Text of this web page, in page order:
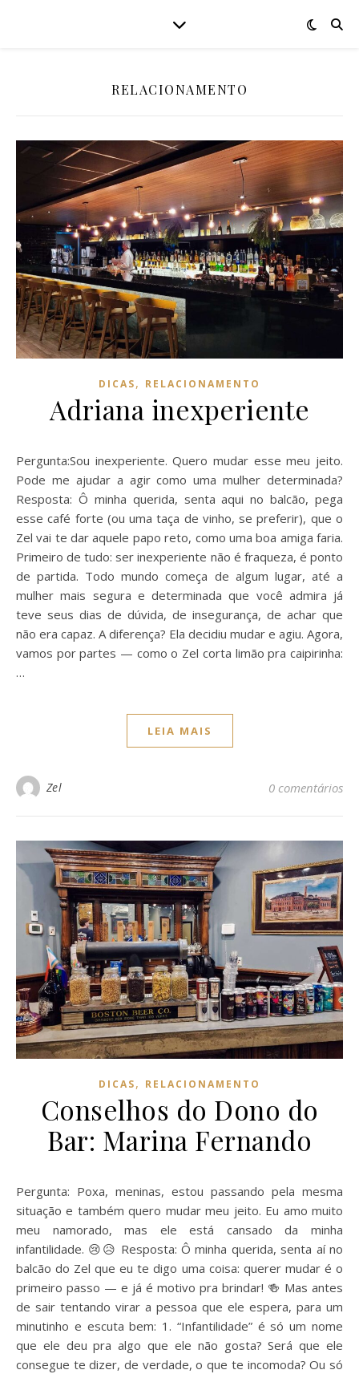
RELACIONAMENTO
DICAS, RELACIONAMENTO
Adriana inexperiente
Pergunta:Sou inexperiente. Quero mudar esse meu jeito.
Pode me ajudar a agir como uma mulher determinada?
Resposta: Ô minha querida, senta aqui no balcão, pega
esse café forte (ou uma taça de vinho, se preferir), que o
Zel vai te dar aquele papo reto, como uma boa amiga faria.
Primeiro de tudo: ser inexperiente não é fraqueza, é ponto
de partida. Todo mundo começa de algum lugar, até a
mulher mais segura e determinada que você admira já
teve seus dias de dúvida, de insegurança, de achar que
não era capaz. A diferença? Ela decidiu mudar e agiu. Agora,
vamos por partes — como o Zel corta limão pra caipirinha:
…
LEIA MAIS
Zel 0 comentários
DICAS, RELACIONAMENTO
Conselhos do Dono do
Bar: Marina Fernando
Pergunta: Poxa, meninas, estou passando pela mesma
situação e também quero mudar meu jeito. Eu amo muito
meu namorado, mas ele está cansado da minha
infantilidade. 😢😥 Resposta: Ô minha querida, senta aí no
balcão do Zel que eu te digo uma coisa: querer mudar é o
primeiro passo — e já é motivo pra brindar! 🍻 Mas antes
de sair tentando virar a pessoa que ele espera, para um
minutinho e escuta bem: 1. “Infantilidade” é só um nome
que ele deu pra algo que ele não gosta? Será que ele
consegue te dizer, de verdade, o que te incomoda? Ou só